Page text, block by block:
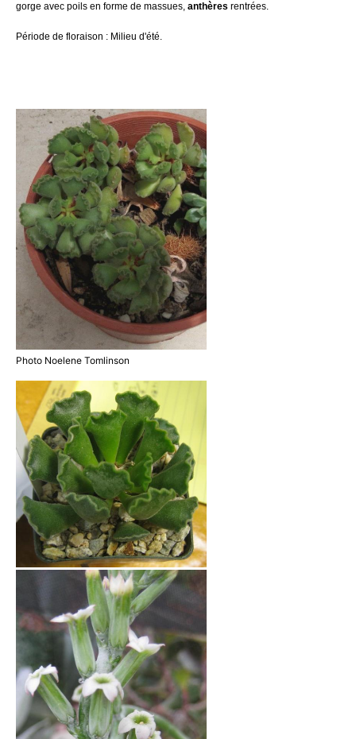
gorge avec poils en forme de massues, anthères rentrées.
Période de floraison : Milieu d'été.
Photo Noelene Tomlinson